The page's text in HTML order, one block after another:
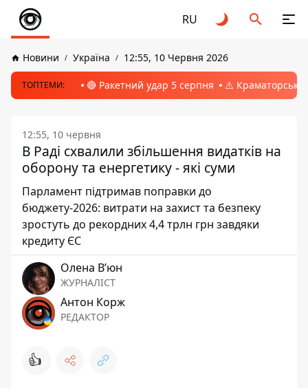
RU
Новини Україна 12:55, 10 Червня 2026
ТОПТЕМИ: 🔴 Ракетний удар 5 серпня ⚠️ Краматорськ,
12:55, 10 червня
В Раді схвалили збільшення видатків на
оборону та енергетику - які суми
Парламент підтримав поправки до
бюджету-2026: витрати на захист та безпеку
зростуть до рекордних 4,4 трлн грн завдяки
кредиту ЄС
Олена Вʼюн
ЖУРНАЛІСТ
Антон Корж
РЕДАКТОР
👍